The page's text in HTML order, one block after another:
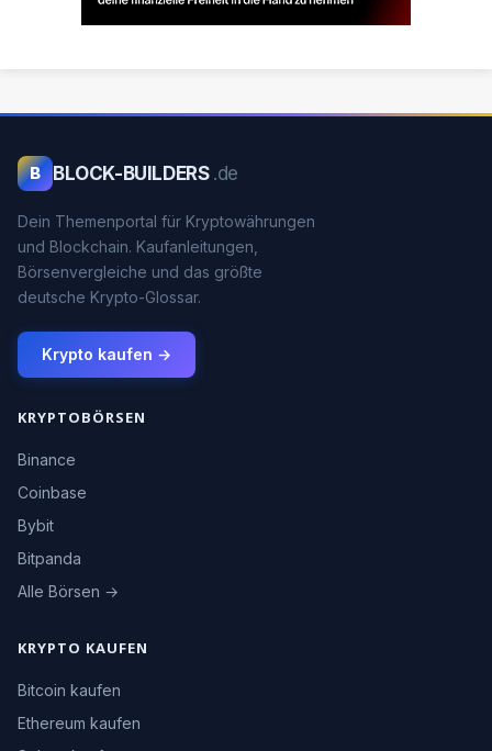
B BLOCK-BUILDERS .de
Dein Themenportal für Kryptowährungen
und Blockchain. Kaufanleitungen,
Börsenvergleiche und das größte
deutsche Krypto-Glossar.
Krypto kaufen →
KRYPTOBÖRSEN
Binance
Coinbase
Bybit
Bitpanda
Alle Börsen →
KRYPTO KAUFEN
Bitcoin kaufen
Ethereum kaufen